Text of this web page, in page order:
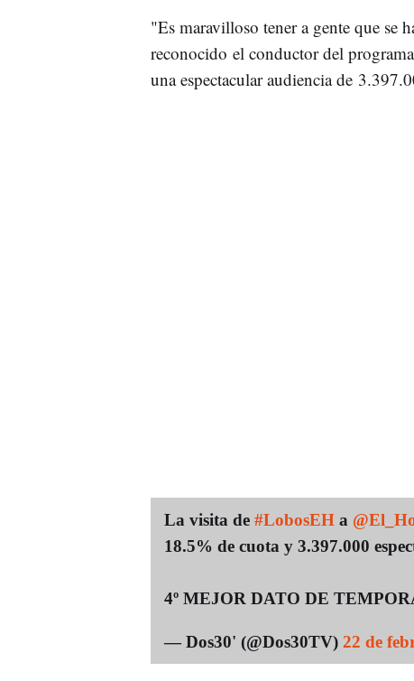
"Es maravilloso tener a gente que se
reconocido el conductor del
una espectacular audiencia de
La visita de #LobosEHa
18.5% de cuota y 3.397.000
4º MEJOR DATO DE
— Dos30' (@Dos30TV) 22 de